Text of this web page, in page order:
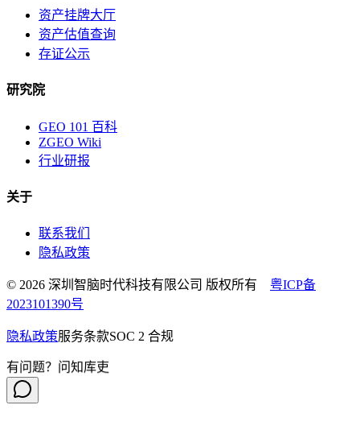
资产挂牌大厅
资产估值查询
存证公示
研究院
GEO 101 百科
ZGEO Wiki
行业研报
关于
联系我们
隐私政策
© 2026 深圳智脑时代科技有限公司 版权所有 粤ICP备
2023101390号
隐私政策服务条款SOC 2 合规
有问题？问知库吏